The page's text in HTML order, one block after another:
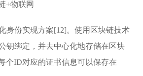
身份实现方案[12]。使用区块链技术
钥绑定，并去中心化地存储在区块
个ID对应的证书信息可以保存在